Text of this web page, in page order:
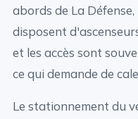
abords de La
disposent
et les accès sont
ce qui demande de
Le stationnement du